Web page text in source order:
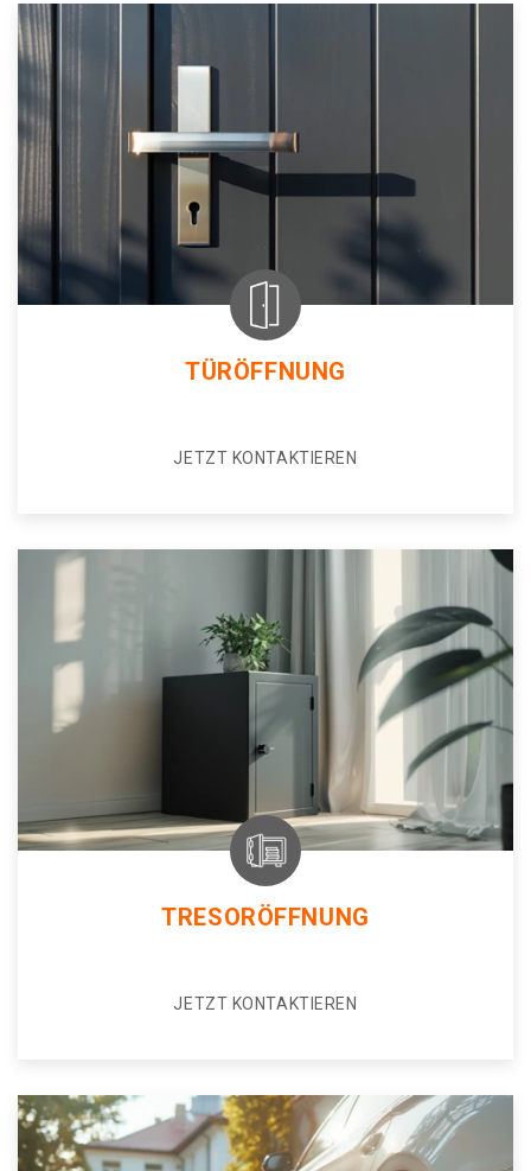
TÜRÖFFNUNG
JETZT KONTAKTIEREN
TRESORÖFFNUNG
JETZT KONTAKTIEREN